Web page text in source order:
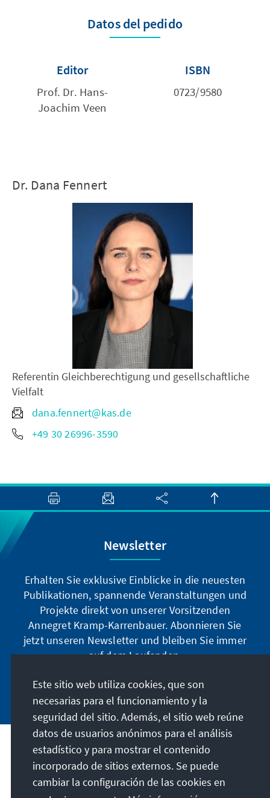
Datos del pedido
Editor
Prof. Dr. Hans-
Joachim Veen
ISBN
0723/9580
Dr. Dana Fennert
Referentin Gleichberechtigung und gesellschaftliche
Vielfalt
dana.fennert@kas.de
+49 30 26996-3590
Newsletter
Erhalten Sie exklusive Einblicke in die neuesten
Publikationen, spannende Veranstaltungen und
Projekte direkt von unserer Vorsitzenden
Annegret Kramp-Karrenbauer. Abonnieren Sie
jetzt unseren Newsletter und bleiben Sie immer
auf dem Laufenden.
Jetzt abonnieren
Nuestra misión
Contacto
Este sitio web utiliza cookies, que son
necesarias para el funcionamiento y la
seguridad del sitio. Además, el sitio web reúne
datos de usuarios anónimos para el análisis
estadístico y para mostrar el contenido
incorporado de sitios externos. Se puede
cambiar la configuración de las cookies en